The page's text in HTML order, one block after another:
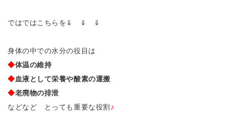
ではではこちらを⇓ ⇓ ⇓
身体の中での水分の役目は
◆体温の維持
◆血液として栄養や酸素の運搬
◆老廃物の排泄
などなど とっても重要な役割 ♪